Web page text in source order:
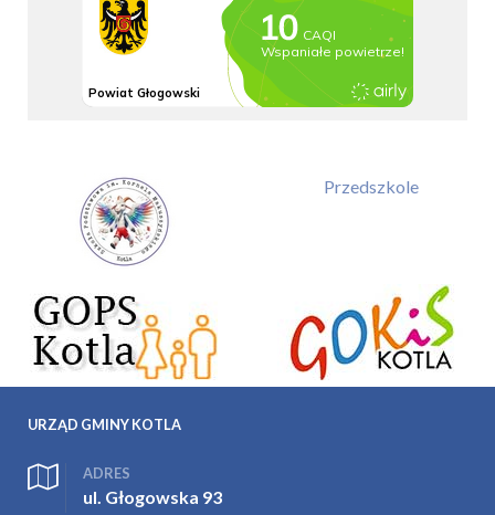
Przedszkole
URZĄD GMINY KOTLA
ADRES
ul. Głogowska 93